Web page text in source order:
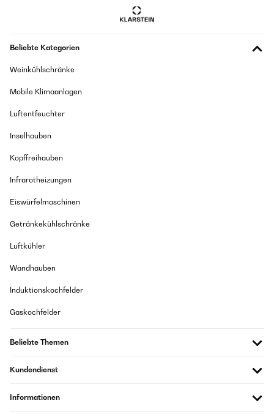
Beliebte Kategorien
Weinkühlschränke
Mobile Klimaanlagen
Luftentfeuchter
Inselhauben
Kopffreihauben
Infrarotheizungen
Eiswürfelmaschinen
Getränkekühlschränke
Luftkühler
Wandhauben
Induktionskochfelder
Gaskochfelder
Beliebte Themen
Kundendienst
Informationen